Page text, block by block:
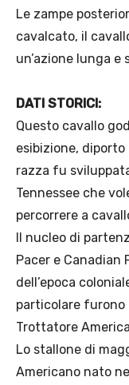
Le zampe
cavalcato, il
un’azione lunga e
DATI STORICI:
Questo cavallo
esibizione, diporto
razza fu
Tennessee che
percorrere a
Il nucleo di
Pacer e Canadian
dell’epoca
particolare furono
Trottatore
Lo stallone di
Americano nato